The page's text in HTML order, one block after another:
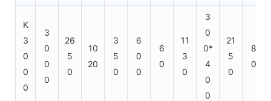
K
3
0
0
0
3
0
0
0
26
5
0
10
20
3
5
0
6
0
0
6
0
11
3
0
3
0
0*
4
0
0
21
5
0
8
0